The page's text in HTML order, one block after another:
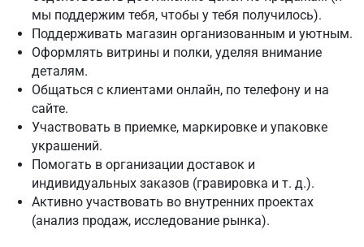
мы поддержим тебя, чтобы у тебя получилось).
Поддерживать магазин организованным и уютным.
Оформлять витрины и полки, уделяя внимание
деталям.
Общаться с клиентами онлайн, по телефону и на
сайте.
Участвовать в приемке, маркировке и упаковке
украшений.
Помогать в организации доставок и
индивидуальных заказов (гравировка и т. д.).
Активно участвовать во внутренних проектах
(анализ продаж, исследование рынка).